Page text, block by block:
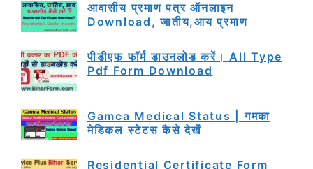
आवासीय प्रमाण पत्र ऑनलाइन
Download, जातीय,आय प्रमाण
पीडीएफ फॉर्म डाउनलोड करें। All Type
Pdf Form Download
Gamca Medical Status | गमका
मेडिकल स्टेटस कैसे देखें
Residential Certificate Form